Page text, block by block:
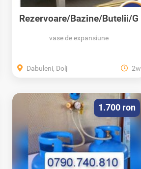
Rezervoare/Bazine/Butelii/G
vase de expansiune
Dabuleni, Dolj 2w
1.700 ron